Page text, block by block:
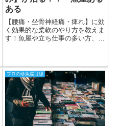
ある
【腰痛・坐骨神経痛・痺れ】に効
く効果的な柔軟のやり方を教えま
す！魚屋や立ち仕事の多い方、
プロの珍魚屋目線